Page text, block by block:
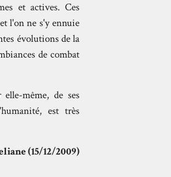
et actives. Ces
l'on ne s'y ennuie
évolutions de la
de combat
même, de ses
est très
(15/12/2009)